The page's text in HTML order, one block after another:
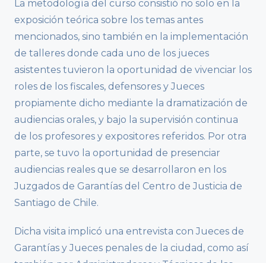
La metodología del curso consistió no solo en la
exposición teórica sobre los temas antes
mencionados, sino también en la implementación
de talleres donde cada uno de los jueces
asistentes tuvieron la oportunidad de vivenciar los
roles de los fiscales, defensores y Jueces
propiamente dicho mediante la dramatización de
audiencias orales, y bajo la supervisión continua
de los profesores y expositores referidos. Por otra
parte, se tuvo la oportunidad de presenciar
audiencias reales que se desarrollaron en los
Juzgados de Garantías del Centro de Justicia de
Santiago de Chile.
Dicha visita implicó una entrevista con Jueces de
Garantías y Jueces penales de la ciudad, como así